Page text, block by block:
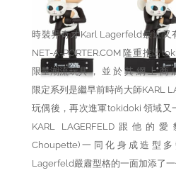
時裝界奇才Karl Lagerfeld最近又
NET-A-PORTER.COM 隆重推出
限量潮流玩具 ， 並 於 其 網 上 商
限定系列是繼早前時尚大師KARL
玩偶後，再次進軍tokidoki 領域又
KARL LAGERFELD跟他的
Choupette)一同化身成造型
Lagerfeld嚴肅型格的一面加添了一